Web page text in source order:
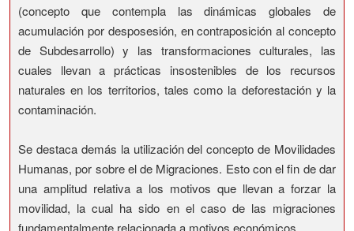
(concepto que contempla las dinámicas globales de
acumulación por desposesión, en contraposición al concepto
de Subdesarrollo) y las transformaciones culturales, las
cuales llevan a prácticas insostenibles de los recursos
naturales en los territorios, tales como la deforestación y la
contaminación.
Se destaca demás la utilización del concepto de Movilidades
Humanas, por sobre el de Migraciones. Esto con el fin de dar
una amplitud relativa a los motivos que llevan a forzar la
movilidad, la cual ha sido en el caso de las migraciones
fundamentalmente relacionada a motivos económicos.